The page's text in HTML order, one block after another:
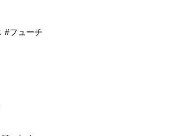
#フューチ